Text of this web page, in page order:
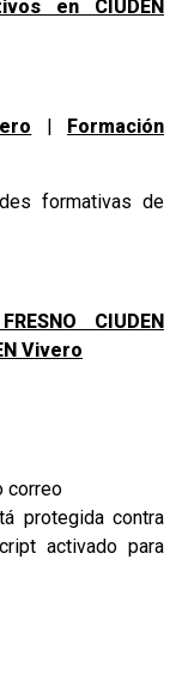
en CIUDEN
Formación
formativas de
CIUDEN
Vivero
correo
protegida contra
activado para